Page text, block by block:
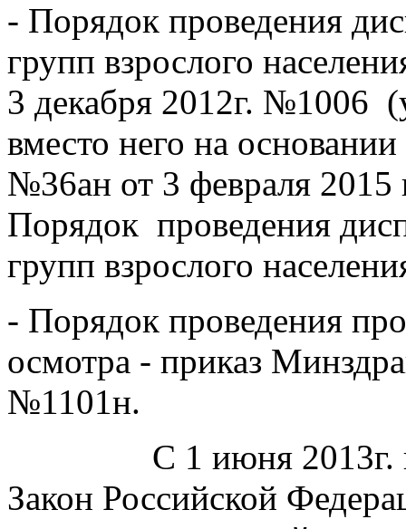
- Порядок проведения
групп взрослого
3 декабря 2012г. №1006
вместо него на
№36ан от 3 февраля 2015
Порядок проведения
групп взрослого
- Порядок проведения
осмотра - приказ
№1101н.
С 1 июня 2013г.
Закон Российской